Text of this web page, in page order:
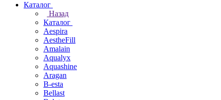
Каталог
Назад
Каталог
Aespira
AestheFill
Amalain
Aqualyx
Aquashine
Aragan
B-esta
Bellast